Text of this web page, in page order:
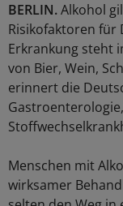
BERLIN.Alkohol
Risikofaktoren für
Erkrankung steht
von Bier, Wein,
erinnert die
Menschen mit
wirksamer